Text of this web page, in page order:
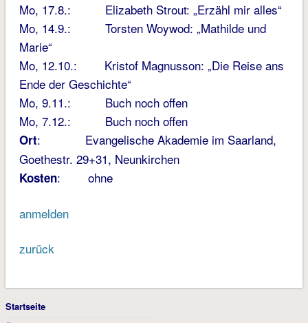
Mo, 17.8.: Elizabeth Strout: „Erzähl mir alles“
Mo, 14.9.: Torsten Woywod: „Mathilde und
Marie“
Mo, 12.10.: Kristof Magnusson: „Die Reise ans
Ende der Geschichte“
Mo, 9.11.: Buch noch offen
Mo, 7.12.: Buch noch offen
Ort: Evangelische Akademie im Saarland,
Goethestr. 29+31, Neunkirchen
Kosten: ohne
anmelden
zurück
Startseite